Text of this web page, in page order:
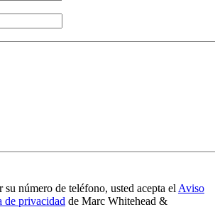
número de teléfono, usted acepta el Aviso
de privacidad de Marc Whitehead &